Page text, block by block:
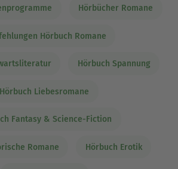
Hörbücher Romane
Hörbuch Romane
Hörbuch Spannung
Hörbuch Liebesromane
Fantasy & Science-Fiction
Romane Hörbuch Erotik